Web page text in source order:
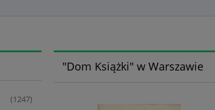
(1247)
"Dom Książki" w Warszawie